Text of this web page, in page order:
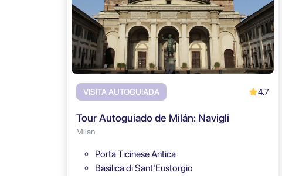
VISITA AUTOGUIADA 4.7
Tour Autoguiado de Milán: Navigli
Milan
Porta Ticinese Antica
Basilica di Sant'Eustorgio